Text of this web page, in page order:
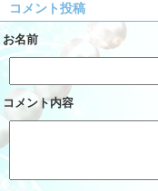
コメント投稿
お名前
コメント内容